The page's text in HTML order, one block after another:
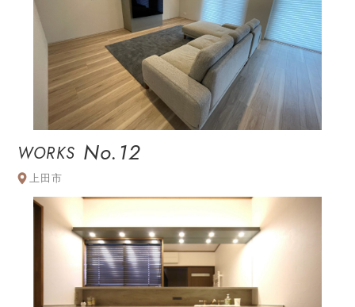
WORKS No.12
上田市